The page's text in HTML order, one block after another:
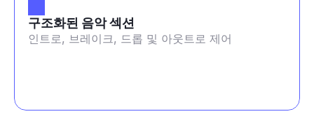
구조화된 음악 섹션
인트로, 브레이크, 드롭 및 아웃트로 제어